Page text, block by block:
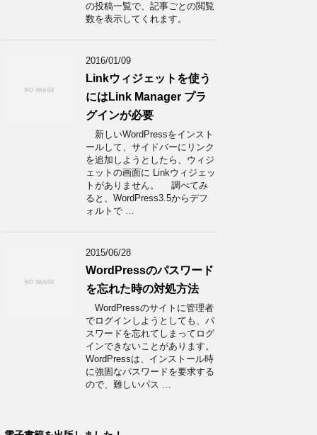
の投稿一覧で、記事ごとの閲覧
数を表示してくれます。
2016/01/09
Linkウィジェットを使う
にはLink Manager プラ
グインが必要
新しいWordPressをインスト
ールして、サイドバーにリンク
を追加しようとしたら、ウィジ
ェットの画面に Linkウィジェッ
トがありません。 調べてみ
ると、WordPress3.5からデフ
ォルトで …
2015/06/28
WordPressのパスワード
を忘れた時の対処方法
WordPressのサイトに管理者
でログインしようとしても、パ
スワードを忘れてしまってログ
インできないことがあります。
WordPressは、インストール時
に強固なパスワードを要求する
ので、難しいパス …